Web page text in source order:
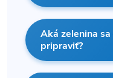
Aká zelenina
pripraviť?